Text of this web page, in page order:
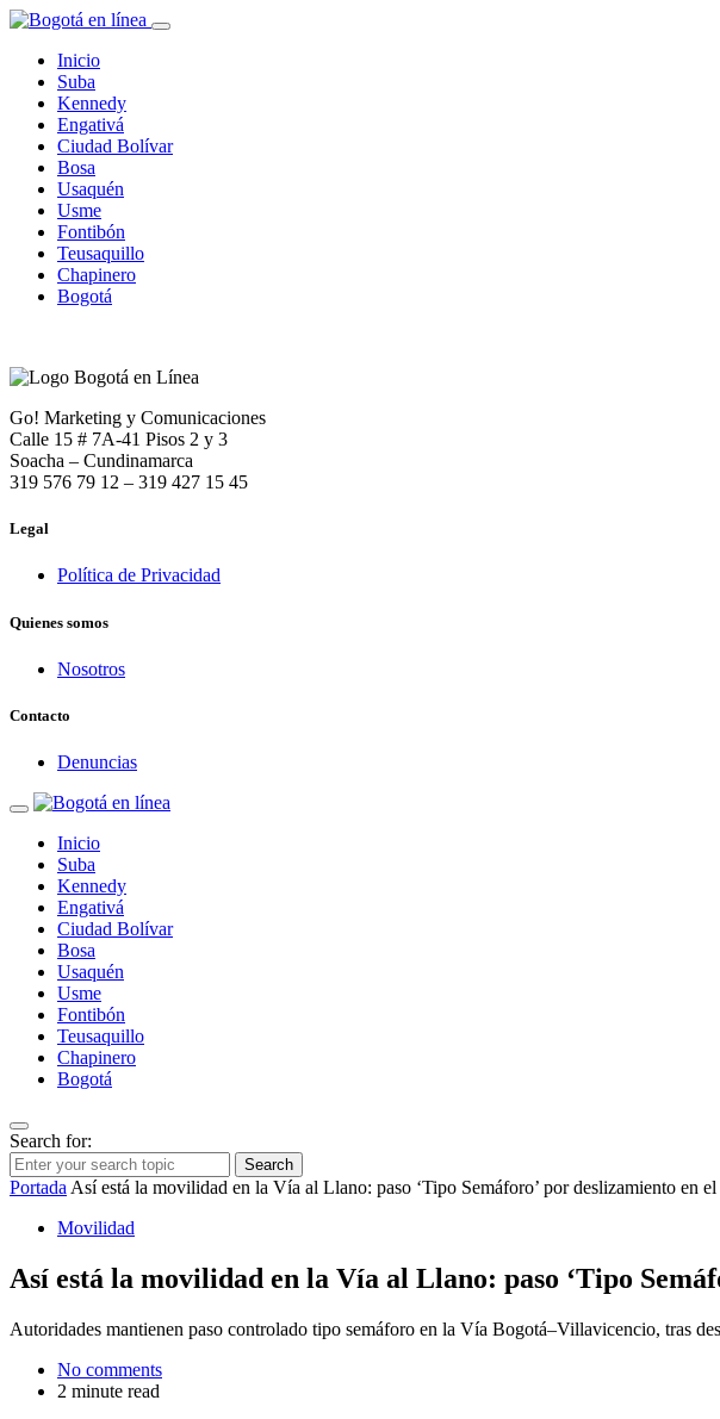
Inicio
Suba
Kennedy
Engativá
Ciudad Bolívar
Bosa
Usaquén
Usme
Fontibón
Teusaquillo
Chapinero
Bogotá
Go! Marketing y Comunicaciones
Calle 15 # 7A-41 Pisos 2 y 3
Soacha – Cundinamarca
319 576 79 12 – 319 427 15 45
Legal
Política de Privacidad
Quienes somos
Nosotros
Contacto
Denuncias
Inicio
Suba
Kennedy
Engativá
Ciudad Bolívar
Bosa
Usaquén
Usme
Fontibón
Teusaquillo
Chapinero
Bogotá
Search for:
Search
Portada Así está la movilidad en la Vía al Llano: paso ‘Tipo Semáforo’ por deslizamiento en
Movilidad
Así está la movilidad en la Vía al Llano: paso ‘Tipo
Autoridades mantienen paso controlado tipo semáforo en la Vía Bogotá–Villavicencio, tras
No comments
2 minute read